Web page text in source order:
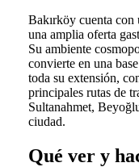
Bakırköy cuenta con
una amplia oferta
Su ambiente
convierte en una
toda su extensión,
principales rutas de
Sultanahmet,
ciudad.
Qué ver y